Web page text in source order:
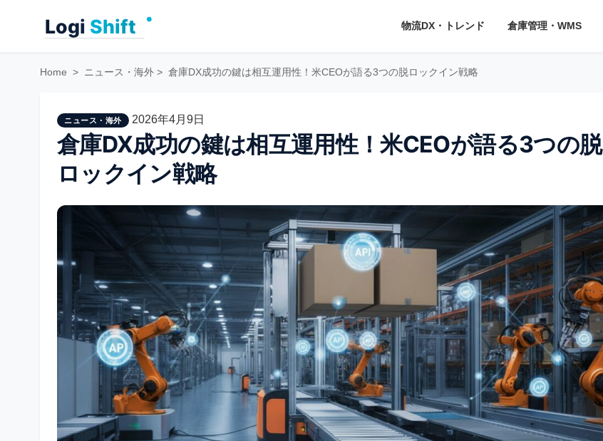
物流DX・トレンド 倉庫管理・WMS
Home > ニュース・海外 > 倉庫DX成功の鍵は相互運用性！米CEOが語る3つの脱ロックイン戦略
ニュース・海外 2026年4月9日
倉庫DX成功の鍵は相互運用性！米CEOが語る3つの脱
ロックイン戦略